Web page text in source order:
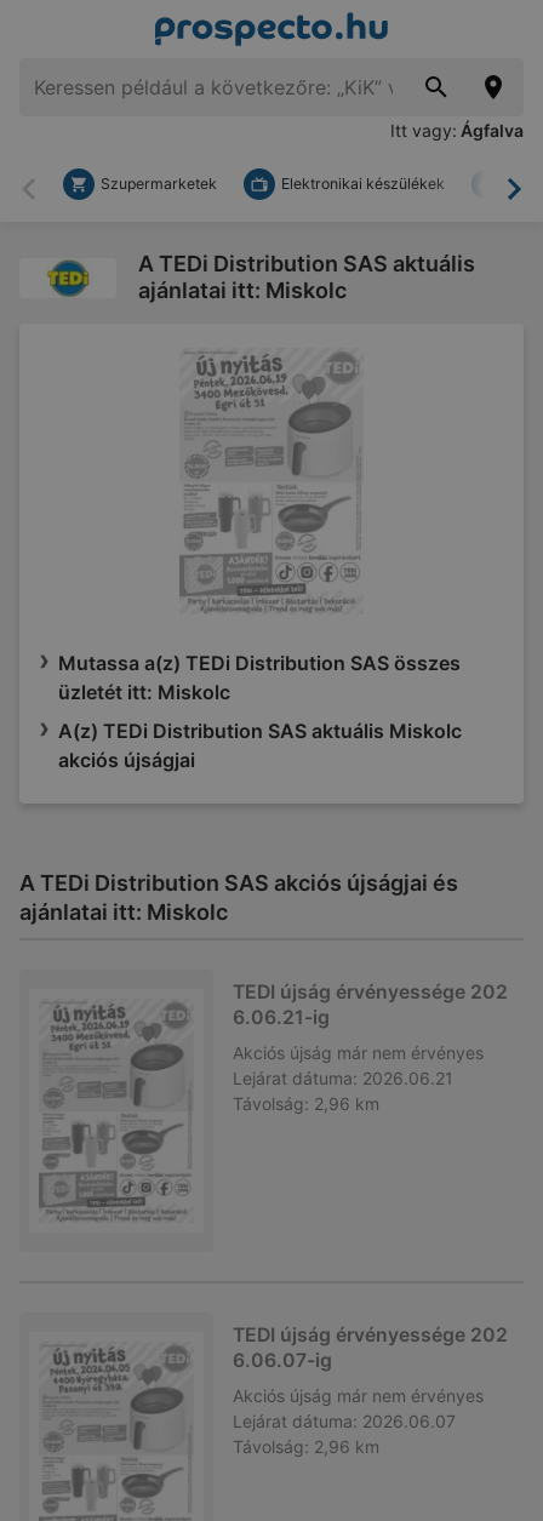
Itt vagy: Ágfalva
Vissza
Szupermarketek Elektronikai készülékek
A TEDi Distribution SAS aktuális
ajánlatai itt: Miskolc
Mutassa a(z) TEDi Distribution SAS összes
üzletét itt: Miskolc
A(z) TEDi Distribution SAS aktuális Miskolc
akciós újságjai
A TEDi Distribution SAS akciós újságjai és
ajánlatai itt: Miskolc
TEDI újság érvényessége 202
6.06.21-ig
Akciós újság már nem érvényes
Lejárat dátuma: 2026.06.21
Távolság: 2,96 km
TEDI újság érvényessége 202
6.06.07-ig
Akciós újság már nem érvényes
Lejárat dátuma: 2026.06.07
Távolság: 2,96 km